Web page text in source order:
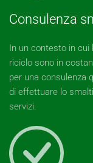
Consulenza
In un contesto in cui
riciclo sono in
per una consulenza
di effettuare lo
servizi.